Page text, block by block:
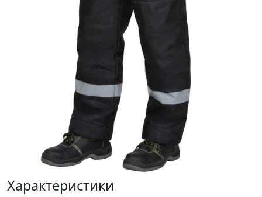
Характеристики